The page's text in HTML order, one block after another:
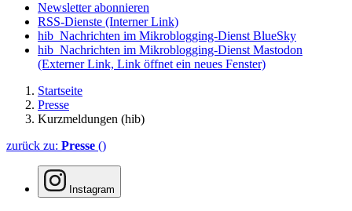
Newsletter abonnieren
RSS-Dienste (Interner Link)
hib_Nachrichten im Mikroblogging-Dienst BlueSky
hib_Nachrichten im Mikroblogging-Dienst Mastodon
(Externer Link, Link öffnet ein neues Fenster)
Startseite
Presse
Kurzmeldungen (hib)
zurück zu: Presse ()
Instagram